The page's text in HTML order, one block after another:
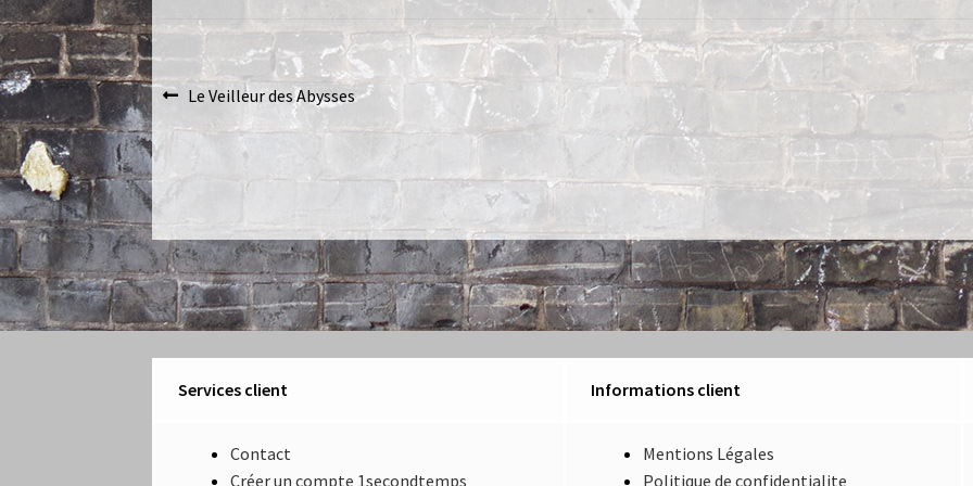
Navigation
de
l’article
Article
précédent :
Le Veilleur des Abysses
Services client Informations client
Contact
Créer un compte 1secondtemps
Mentions Légales
Politique de confidentialite